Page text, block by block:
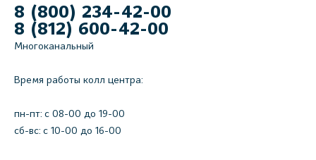
8 (800) 234-42-00
8 (812) 600-42-00
Многоканальный
Время работы колл центра:
пн-пт: c 08-00 до 19-00
сб-вс: с 10-00 до 16-00